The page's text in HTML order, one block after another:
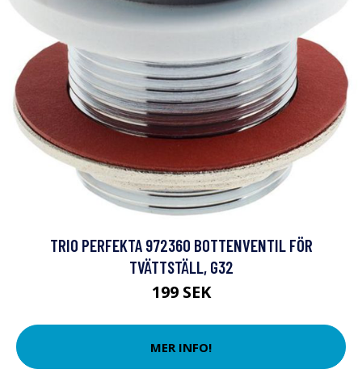
TRIO PERFEKTA 972360 BOTTENVENTIL FÖR
TVÄTTSTÄLL, G32
199 SEK
MER INFO!